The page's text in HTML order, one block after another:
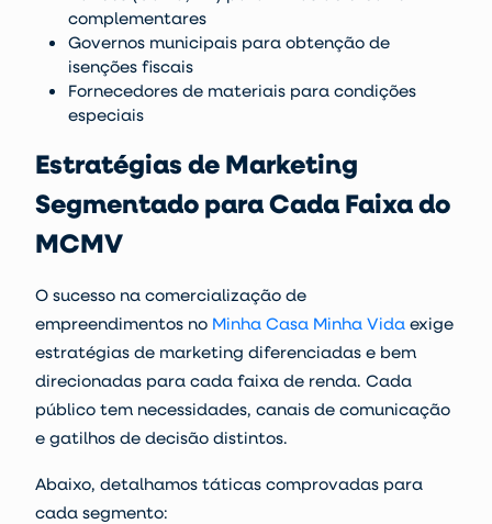
complementares
Governos municipais para obtenção de
isenções fiscais
Fornecedores de materiais para condições
especiais
Estratégias de Marketing
Segmentado para Cada Faixa do
MCMV
O sucesso na comercialização de
empreendimentos no Minha Casa Minha Vida exige
estratégias de marketing diferenciadas e bem
direcionadas para cada faixa de renda. Cada
público tem necessidades, canais de comunicação
e gatilhos de decisão distintos.
Abaixo, detalhamos táticas comprovadas para
cada segmento: